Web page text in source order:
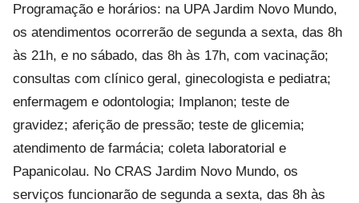
Programação e horários: na UPA Jardim Novo Mundo,
os atendimentos ocorrerão de segunda a sexta, das 8h
às 21h, e no sábado, das 8h às 17h, com vacinação;
consultas com clínico geral, ginecologista e pediatra;
enfermagem e odontologia; Implanon; teste de
gravidez; aferição de pressão; teste de glicemia;
atendimento de farmácia; coleta laboratorial e
Papanicolau. No CRAS Jardim Novo Mundo, os
serviços funcionarão de segunda a sexta, das 8h às